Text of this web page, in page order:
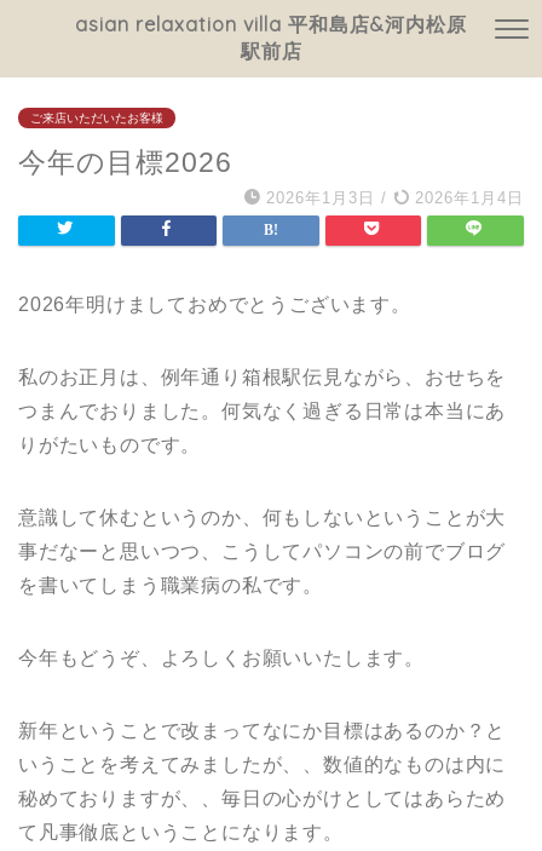
asian relaxation villa 平和島店&河内松原
駅前店
ご来店いただいたお客様
今年の目標2026
2026年1月3日 / 2026年1月4日
2026年明けましておめでとうございます。
私のお正月は、例年通り箱根駅伝見ながら、おせちを
つまんでおりました。何気なく過ぎる日常は本当にあ
りがたいものです。
意識して休むというのか、何もしないということが大
事だなーと思いつつ、こうしてパソコンの前でブログ
を書いてしまう職業病の私です。
今年もどうぞ、よろしくお願いいたします。
新年ということで改まってなにか目標はあるのか？と
いうことを考えてみましたが、、数値的なものは内に
秘めておりますが、、毎日の心がけとしてはあらため
て凡事徹底ということになります。